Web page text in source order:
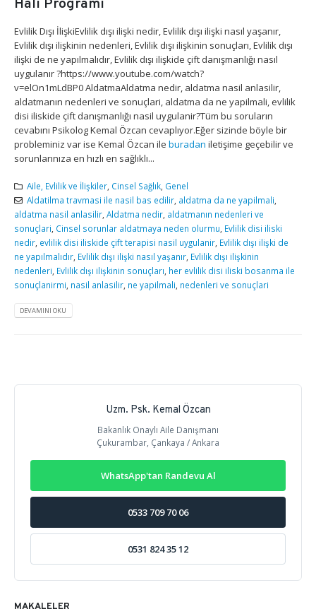
Hali Programi
Evlilik Dışı İlişkiEvlilik dışı ilişki nedir, Evlilik dışı ilişki nasıl yaşanır,
Evlilik dışı ilişkinin nedenleri, Evlilik dışı ilişkinin sonuçları, Evlilik dışı
ilişki de ne yapılmalıdır, Evlilik dışı ilişkide çift danışmanlığı nasıl
uygulanır ?https://www.youtube.com/watch?
v=elOn1mLdBP0 AldatmaAldatma nedir, aldatma nasil anlasilir,
aldatmanın nedenleri ve sonuçlari, aldatma da ne yapilmali, evlilik
disi iliskide çift danışmanlığı nasil uygulanir?Tüm bu soruların
cevabını Psikolog Kemal Özcan cevaplıyor.Eğer sizinde böyle bir
probleminiz var ise Kemal Özcan ile buradan iletişime geçebilir ve
sorunlarınıza en hızlı en sağlıklı...
Aile, Evlilik ve İlişkiler, Cinsel Sağlık, Genel
Aldatilma travmasi ile nasil bas edilir, aldatma da ne yapilmali
aldatma nasil anlasilir Aldatma nedir aldatmanın nedenleri ve
sonuçlari Cinsel sorunlar aldatmaya neden olurmu Evlilik disi iliski
nedir evlilik disi iliskide çift terapisi nasil uygulanir Evlilik dışı ilişki de
ne yapılmalıdır Evlilik dışı ilişki nasıl yaşanır Evlilik dışı ilişkinin
nedenleri Evlilik dışı ilişkinin sonuçları her evlilik disi iliski bosanma ile
sonuçlanirmi nasil anlasilir ne yapilmali nedenleri ve sonuçlari
DEVAMINI OKU
Uzm. Psk. Kemal Özcan
Bakanlık Onaylı Aile Danışmanı
Çukurambar, Çankaya / Ankara
WhatsApp'tan Randevu Al
0533 709 70 06
0531 824 35 12
MAKALELER